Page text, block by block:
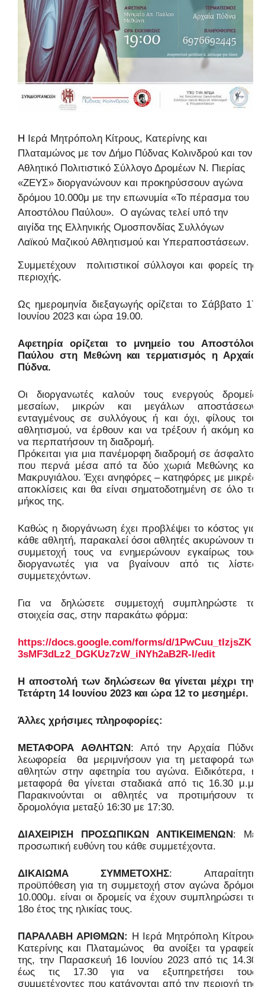
H Ιερά Μητρόπολη Κίτρους, Κατερίνης και
Πλαταμώνος με τον Δήμο Πύδνας Κολινδρού και τον
Αθλητικό Πολιτιστικό Σύλλογο Δρομέων Ν. Πιερίας
«ΖΕΥΣ» διοργανώνουν και προκηρύσσουν αγώνα
δρόμου 10.000μ με την επωνυμία «Το πέρασμα του
Αποστόλου Παύλου». Ο αγώνας τελεί υπό την
αιγίδα της Ελληνικής Ομοσπονδίας Συλλόγων
Λαϊκού Μαζικού Αθλητισμού και Υπεραποστάσεων.
Συμμετέχουν
πολιτιστικοί σύλλογοι και φορείς της
περιοχής.
Ως ημερομηνία διεξαγωγής ορίζεται το Σάββατο 17
Ιουνίου 2023 και ώρα 19.00.
Αφετηρία ορίζεται το μνημείο του Αποστόλου
Παύλου στη Μεθώνη και τερματισμός η Αρχαία
Πύδνα.
Οι διοργανωτές καλούν τους ενεργούς δρομείς
μεσαίων, μικρών και μεγάλων αποστάσεων
ενταγμένους σε συλλόγους ή και όχι, φίλους του
αθλητισμού, να έρθουν και να τρέξουν ή ακόμη και
να περπατήσουν τη διαδρομή.
Πρόκειται για μια πανέμορφη διαδρομή σε άσφαλτο,
που περνά μέσα από τα δύο χωριά Μεθώνης και
Μακρυγιάλου. Έχει ανηφόρες – κατηφόρες με μικρές
αποκλίσεις και θα είναι σηματοδοτημένη σε όλο το
μήκος της.
Καθώς η διοργάνωση έχει προβλέψει το κόστος για
κάθε αθλητή, παρακαλεί όσοι αθλητές ακυρώνουν τη
συμμετοχή τους να ενημερώνουν εγκαίρως τους
διοργανωτές για να βγαίνουν από τις λίστες
συμμετεχόντων.
Για να δηλώσετε συμμετοχή συμπληρώστε τα
στοιχεία σας, στην παρακάτω φόρμα:
https://docs.google.com/forms/d/1PwCuu_tIzjsZK
3sMF3dLz2_DGKUz7zW_iNYh2aB2R-I/edit
Η αποστολή των δηλώσεων θα γίνεται μέχρι την
Τετάρτη 14 Ιουνίου 2023 και ώρα 12 το μεσημέρι.
Άλλες χρήσιμες πληροφορίες:
ΜΕΤΑΦΟΡΑ ΑΘΛΗΤΩΝ: Από την Αρχαία Πύδνα
λεωφορεία
θα μεριμνήσουν για τη μεταφορά των
αθλητών στην αφετηρία του αγώνα. Ειδικότερα, η
μεταφορά θα γίνεται σταδιακά από τις 16.30 μ.μ.
Παρακινούνται οι αθλητές να προτιμήσουν τα
δρομολόγια μεταξύ 16:30 με 17:30.
ΔΙΑΧΕΙΡΙΣΗ ΠΡΟΣΩΠΙΚΩΝ ΑΝΤΙΚΕΙΜΕΝΩΝ: Με
προσωπική ευθύνη του κάθε συμμετέχοντα.
ΔΙΚΑΙΩΜΑ ΣΥΜΜΕΤΟΧΗΣ: Απαραίτητη
προϋπόθεση για τη συμμετοχή στον αγώνα δρόμου
10.000μ. είναι οι δρομείς να έχουν συμπληρώσει το
18ο έτος της ηλικίας τους.
ΠΑΡΑΛΑΒΗ ΑΡΙΘΜΩΝ: H Ιερά Μητρόπολη Κίτρους
Κατερίνης και Πλαταμώνος
θα ανοίξει τα γραφεία
της, την Παρασκευή 16 Ιουνίου 2023 από τις 14.30
έως τις 17.30 για να εξυπηρετήσει τους
συμμετέχοντες που κατάγονται από την περιοχή της